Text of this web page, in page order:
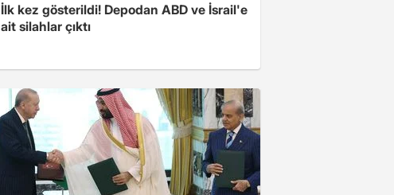
İlk kez gösterildi! Depodan ABD ve İsrail'e
ait silahlar çıktı